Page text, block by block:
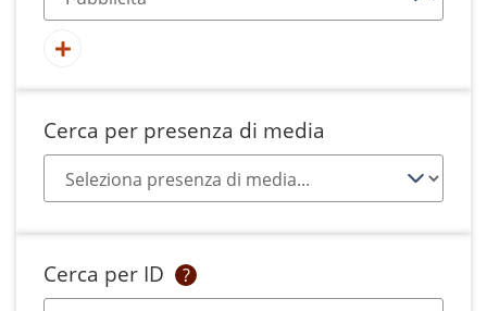
Cerca per presenza di media
Cerca per ID ?